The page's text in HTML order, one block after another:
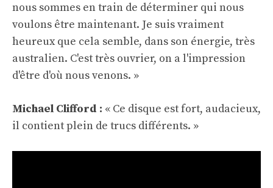
nous sommes en train de déterminer qui nous
voulons être maintenant. Je suis vraiment
heureux que cela semble, dans son énergie, très
australien. C'est très ouvrier, on a l'impression
d'être d'où nous venons. »
Michael Clifford : « Ce disque est fort, audacieux,
il contient plein de trucs différents. »